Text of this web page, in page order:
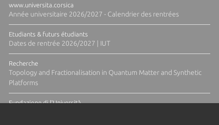
www.universita.corsica
Année universitaire 2026/2027 - Calendrier des rentrées
Etudiants & futurs étudiants
Dates de rentrée 2026/2027 | IUT
Recherche
Topology and Fractionalisation in Quantum Matter and Synthetic
Platforms
Fundazione di l'Università